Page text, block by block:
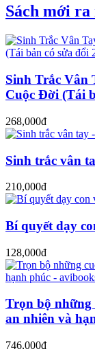
Sách mới ra
Sinh Trắc Vân
Cuộc Đời (Tái
268,000đ
Sinh trắc vân
210,000đ
Bí quyết dạy
128,000đ
Trọn bộ những
an nhiên và
746,000đ